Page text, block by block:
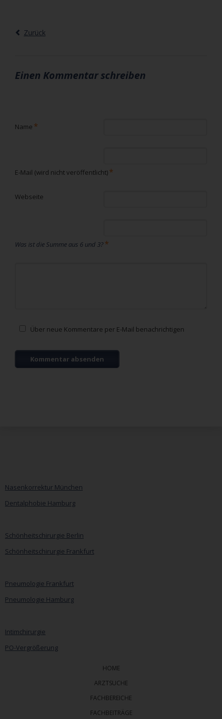
Zurück
Einen Kommentar schreiben
Pflichtfeld
Name *
Pflichtfeld
E-Mail (wird nicht veröffentlicht)*
Webseite
Was ist die Summe aus 6 und 3?*
Über neue Kommentare per E-Mail benachrichtigen
Nasenkorrektur München
Dentalphobie Hamburg
Schönheitschirurgie Berlin
Schönheitschirurgie Frankfurt
Pneumologie Frankfurt
Pneumologie Hamburg
Intimchirurgie
PO-Vergrößerung
HOME
ARZTSUCHE
FACHBEREICHE
FACHBEITRÄGE